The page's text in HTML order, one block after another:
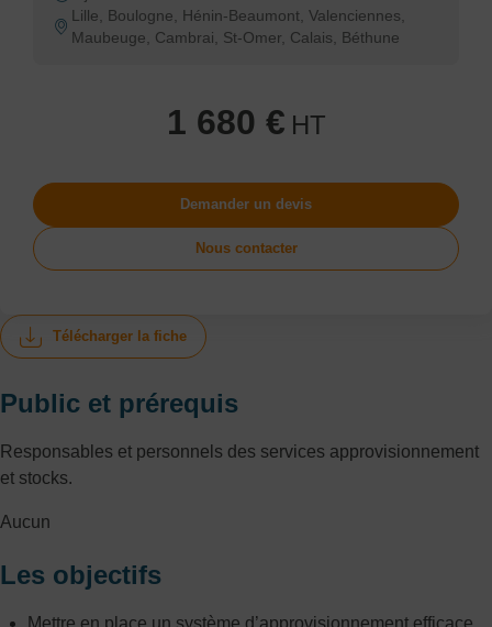
Télécharger la fiche
Public et prérequis
Responsables et personnels des services approvisionnement
et stocks.
Aucun
Les objectifs
Mettre en place un système d’approvisionnement efficace
Lille, Boulogne, Hénin-Beaumont, Valenciennes,
Maubeuge, Cambrai, St-Omer, Calais, Béthune
1 680 € HT
Demander un devis
Nous contacter